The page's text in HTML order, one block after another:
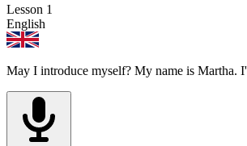
Lesson 1
English
May I introduce myself? My name is Martha.